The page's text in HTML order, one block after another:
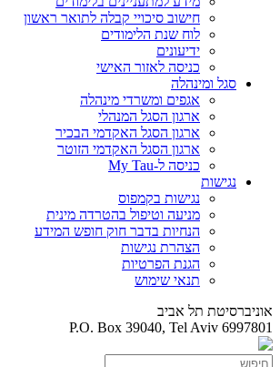
חישוב סיכויי קבלה לתואר ראשון
לוח שנת הלימודים
ידיעונים
כניסה לאזור האישי
סגל ומינהלה
אגפים ומשרדי מינהלה
ארגון הסגל המנהלי
ארגון הסגל האקדמי הבכיר
ארגון הסגל האקדמי הזוטר
כניסה ל-My Tau
נגישות
נגישות בקמפוס
מניעה וטיפול בהטרדה מינית
הנחיות בדבר חוק חופש המידע
הצהרת נגישות
הגנת הפרטיות
תנאי שימוש
אוניברסיטת תל אביב
P.O. Box 39040, Tel Aviv 6997801